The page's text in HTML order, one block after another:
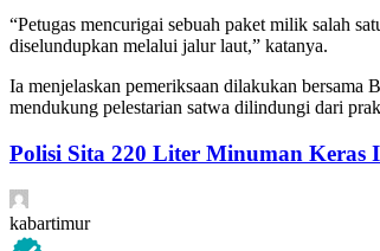
“Petugas mencurigai sebuah paket milik salah
diselundupkan melalui jalur laut,” katanya.
Ia menjelaskan pemeriksaan dilakukan
mendukung pelestarian satwa dilindungi dari
Polisi Sita 220 Liter Minuman Keras
kabartimur